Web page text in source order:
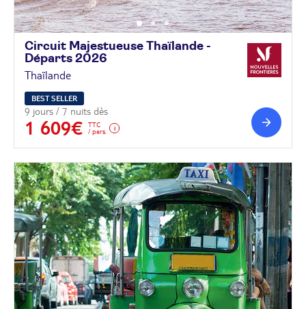
Circuit Majestueuse Thaïlande -
Départs 2026
Thaïlande
BEST SELLER
9 jours / 7 nuits dès
1 609€
TTC
/ pers.